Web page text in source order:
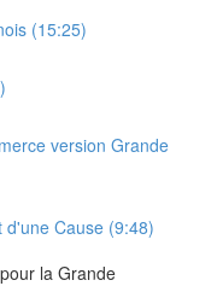
(15:25)
version Grande
Cause (9:48)
la Grande